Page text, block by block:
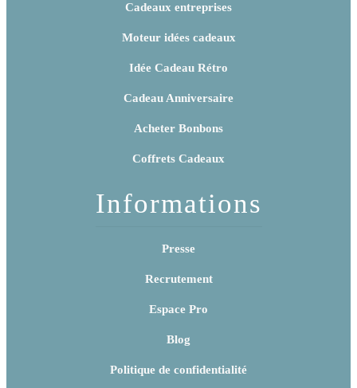
Cadeaux entreprises
Moteur idées cadeaux
Idée Cadeau Rétro
Cadeau Anniversaire
Acheter Bonbons
Coffrets Cadeaux
Informations
Presse
Recrutement
Espace Pro
Blog
Politique de confidentialité